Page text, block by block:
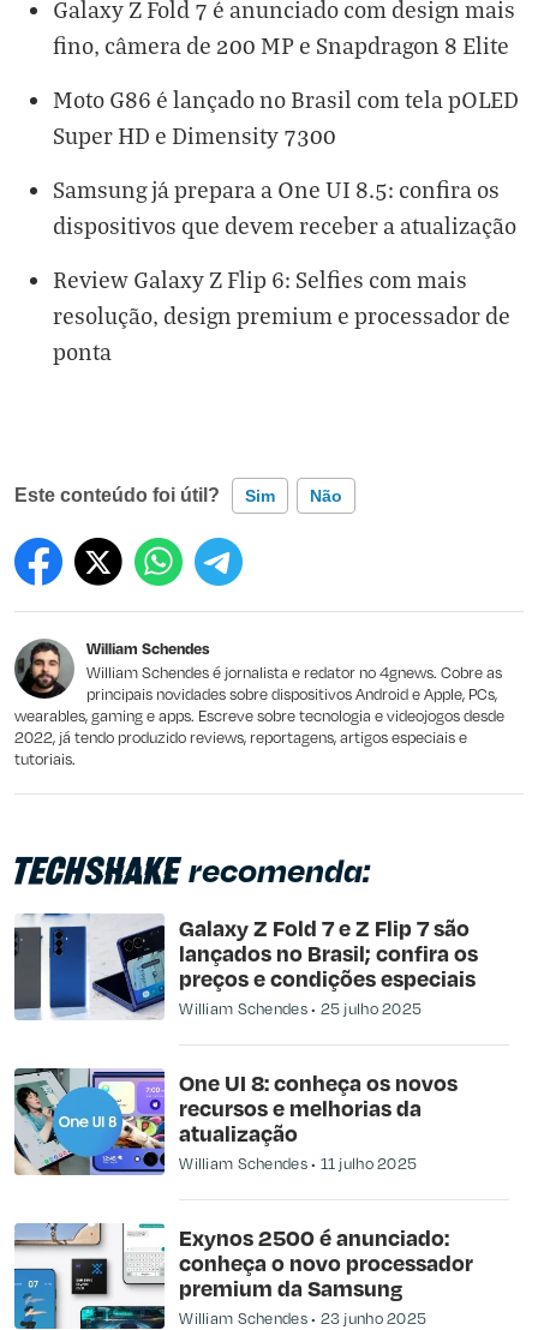
Galaxy Z Fold 7 é anunciado com design mais
fino, câmera de 200 MP e Snapdragon 8 Elite
Moto G86 é lançado no Brasil com tela pOLED
Super HD e Dimensity 7300
Samsung já prepara a One UI 8.5: confira os
dispositivos que devem receber a atualização
Review Galaxy Z Flip 6: Selfies com mais
resolução, design premium e processador de
ponta
Este conteúdo foi útil? Sim Não
Este conteúdo contém informação incorreta
Outro
William Schendes
William Schendes é jornalista e redator no 4gnews. Cobre as
principais novidades sobre dispositivos Android e Apple, PCs,
wearables, gaming e apps. Escreve sobre tecnologia e videojogos desde
2022, já tendo produzido reviews, reportagens, artigos especiais e
tutoriais.
recomenda:
Galaxy Z Fold 7 e Z Flip 7 são
lançados no Brasil; confira os
preços e condições especiais
William Schendes 25 julho 2025
One UI 8: conheça os novos
recursos e melhorias da
atualização
William Schendes 11 julho 2025
Exynos 2500 é anunciado:
conheça o novo processador
premium da Samsung
William Schendes 23 junho 2025